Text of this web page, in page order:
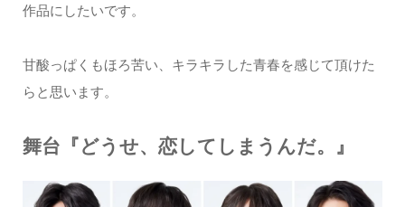
作品にしたいです。
甘酸っぱくもほろ苦い、キラキラした青春を感じて頂けた
らと思います。
舞台『どうせ、恋してしまうんだ。』